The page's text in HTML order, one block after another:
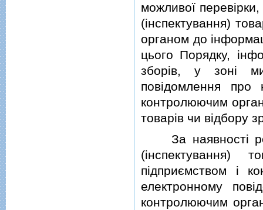
можливої
(iнспектування)
органом до
цього Порядку,
зборiв, у зонi
повiдомлення про
контролюючим
товарiв чи вiдбору
За наявностi
(iнспектування)
пiдприємством i
електронному
контролюючим